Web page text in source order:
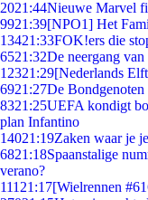
2021:44Nieuwe Marvel
9921:39[NPO1] Het
13421:33FOK!ers die
6521:32De neergang
12321:29[Nederlands
6921:27De
8321:25UEFA kondigt
plan Infantino
14021:19Zaken waar je
6821:18Spaanstalige
verano?
111 21:17[Wielrennen